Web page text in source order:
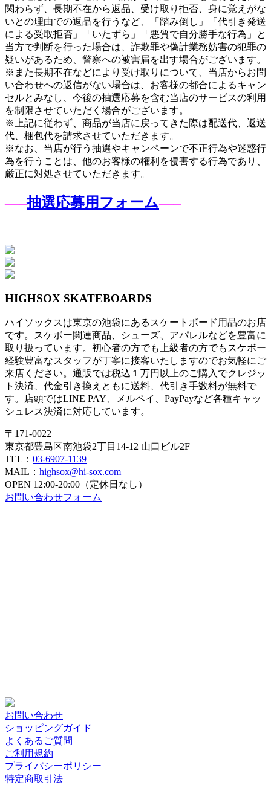
関わらず、長期不在から返品、受け取り拒否、身に覚えがな
いとの理由での返品を行うなど、「踏み倒し」「代引き発送
による受取拒否」「いたずら」「悪質で自分勝手な行為」と
当方で判断を行った場合は、詐欺罪や偽計業務妨害の犯罪の
疑いがあるため、警察への被害届を出す場合がございます。
※また長期不在などにより受け取りについて、当店からお問
い合わせへの返信がない場合は、お客様の都合によるキャン
セルとみなし、今後の抽選応募を含む当店のサービスの利用
を制限させていただく場合がございます。
※上記に従わず、商品が当店に戻ってきた際は配送代、返送
代、梱包代を請求させていただきます。
※なお、当店が行う抽選やキャンペーンで不正行為や迷惑行
為を行うことは、他のお客様の権利を侵害する行為であり、
厳正に対処させていただきます。
—–抽選応募用フォーム—–
投
稿
ナ
ゲ
ー
シ
ョ
ン
HIGHSOX SKATEBOARDS
ハイソックスは東京の池袋にあるスケートボード用品のお店
です。スケボー関連商品、シューズ、アパレルなどを豊富に
取り扱っています。初心者の方でも上級者の方でもスケボー
経験豊富なスタッフが丁寧に接客いたしますのでお気軽にご
来店ください。通販では税込１万円以上のご購入でクレジッ
ト決済、代金引き換えともに送料、代引き手数料が無料で
す。店頭ではLINE PAY、メルペイ、PayPayなど各種キャッ
シュレス決済に対応しています。
〒171-0022
東京都豊島区南池袋2丁目14-12 山口ビル2F
TEL： 03-6907-1139
MAIL： highsox@hi-sox.com
OPEN 12:00-20:00（定休日なし）
お問い合わせフォーム
お問い合わせ
ショッピングガイド
よくあるご質問
ご利用規約
プライバシーポリシー
特定商取引法